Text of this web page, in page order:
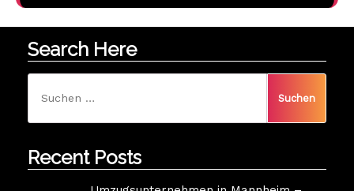
Search Here
nach:
Recent Posts